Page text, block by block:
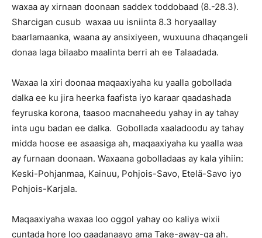
waxaa ay xirnaan doonaan saddex toddobaad (8.-28.3).
Sharcigan cusub waxaa uu isniinta 8.3 horyaallay
baarlamaanka, waana ay ansixiyeen, wuxuuna dhaqangeli
donaa laga bilaabo maalinta berri ah ee Talaadada.
Waxaa la xiri doonaa maqaaxiyaha ku yaalla gobollada
dalka ee ku jira heerka faafista iyo karaar qaadashada
feyruska korona, taasoo macnaheedu yahay in ay tahay
inta ugu badan ee dalka. Gobollada xaaladoodu ay tahay
midda hoose ee asaasiga ah, maqaaxiyaha ku yaalla waa
ay furnaan doonaan. Waxaana gobolladaas ay kala yihiin:
Keski-Pohjanmaa, Kainuu, Pohjois-Savo, Etelä-Savo iyo
Pohjois-Karjala.
Maqaaxiyaha waxaa loo oggol yahay oo kaliya wixii
cuntada hore loo qaadanaayo ama Take-away-ga ah.